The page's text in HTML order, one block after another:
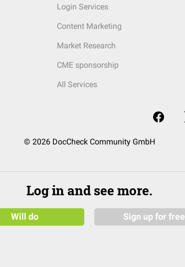
Login Services
Content Marketing
Market Research
CME sponsorship
All Services
© 2026 DocCheck Community GmbH
Log in and see more.
Will do Sign up for free